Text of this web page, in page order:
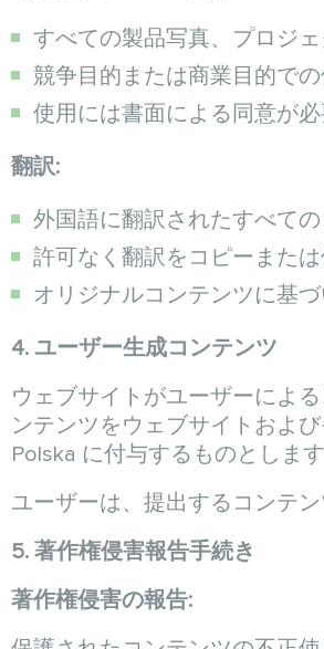
すべての製品写真、プロジ
競争目的または商業目的で
使用には書面による同意が
翻訳:
外国語に翻訳されたすべて
許可なく翻訳をコピーまた
オリジナルコンテンツに基
4. ユーザー生成コンテンツ
ウェブサイトがユーザーによ
ンテンツをウェブサイトおよ
Polska に付与するものとします
ユーザーは、提出するコンテ
5. 著作権侵害報告手続き
著作権侵害の報告: